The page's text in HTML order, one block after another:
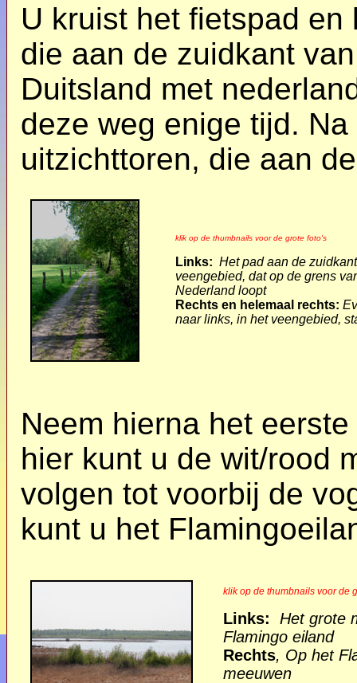
U kruist het fietspad
die aan de zuidkant
Duitsland met
deze weg enige tijd.
uitzichttoren, die aan
klik op de thumbnails voor de grote foto's
Links: Het pad aan de
veengebied, dat op de grens
Nederland loopt
Rechts en helemaal rechts:
naar links, in het veengebied,
Neem hierna het
hier kunt u de wit/rood
volgen tot voorbij de
kunt u het
klik op de thumbnails voor de
Links: Het grote
Flamingo eiland
Rechts, Op het
meeuwen